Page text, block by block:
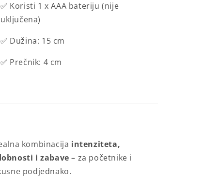
✅ Koristi 1 x AAA bateriju (nije
uključena)
✅ Dužina: 15 cm
✅ Prečnik: 4 cm
kombinacija intenziteta,
i zabave – za početnike i
podjednako.